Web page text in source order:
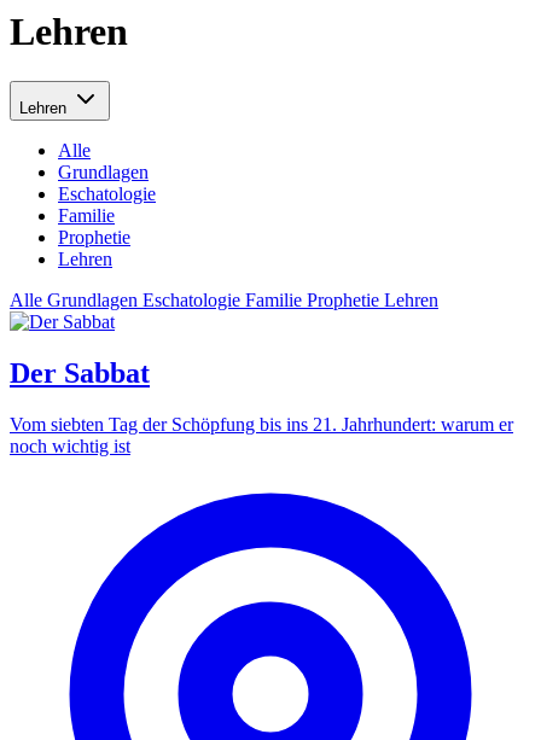
Lehren
Lehren
Alle
Grundlagen
Eschatologie
Familie
Prophetie
Lehren
Alle Grundlagen Eschatologie Familie Prophetie Lehren
Der Sabbat
Vom siebten Tag der Schöpfung bis ins 21. Jahrhundert: warum er
noch wichtig ist